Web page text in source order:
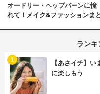
オードリー・ヘップバーンに憧
れて！メイク&ファッションまと
ラン
【あさイチ】
に楽しもう
1